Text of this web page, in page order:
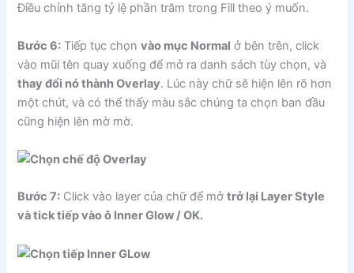
Điều chỉnh tăng tỷ lệ phần trăm trong Fill theo ý muốn.
Bước 6: Tiếp tục chọnvào mục Normal ở bên trên, click
vào mũi tên quay xuống để mở ra danh sách tùy chọn, và
thay đổi nó thành Overlay. Lúc này chữ sẽ hiện lên rõ hơn
một chút, và có thể thấy màu sắc chúng ta chọn ban đầu
cũng hiện lên mờ mờ.
Bước 7: Click vào layer của chữ để mởtrở lại Layer Style
và tick tiếp vào ô Inner Glow / OK.